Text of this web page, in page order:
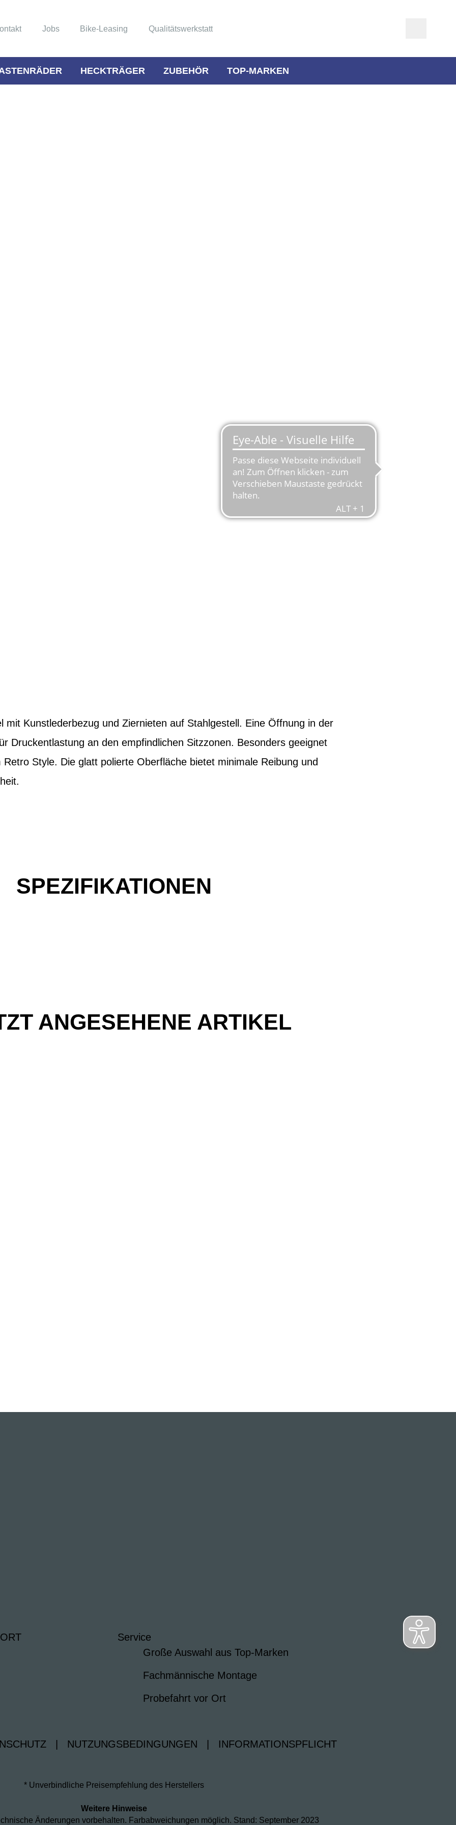
Jobs Bike-Leasing Qualitätswerkstatt
HECKTRÄGER ZUBEHÖR TOP-MARKEN
mit Kunstlederbezug und Ziernieten auf Stahlgestell. Eine Öffnung in der
Druckentlastung an den empfindlichen Sitzzonen. Besonders geeignet
Style. Die glatt polierte Oberfläche bietet minimale Reibung und
SPEZIFIKATIONEN
ANGESEHENE ARTIKEL
Service
Große Auswahl aus Top-Marken
Fachmännische Montage
Probefahrt vor Ort
NUTZUNGSBEDINGUNGEN INFORMATIONSPFLICHT
* Unverbindliche Preisempfehlung des Herstellers
Weitere Hinweise
Änderungen vorbehalten. Farbabweichungen möglich. Stand: September 2023